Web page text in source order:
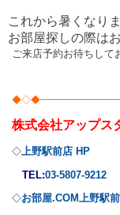
これから暑くなり
お部屋探しの際は
ご来店予約お待ちして
株式会社アップス
◇ 上野駅前店 HP
TEL:03-5807-9212
◇お部屋.COM上野駅